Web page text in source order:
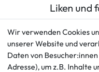
Liken und
Kundenservice
+49 421 596586
Wir verwenden Cookies
unserer Website und
Daten von
Adresse), um z.B. Inhalte